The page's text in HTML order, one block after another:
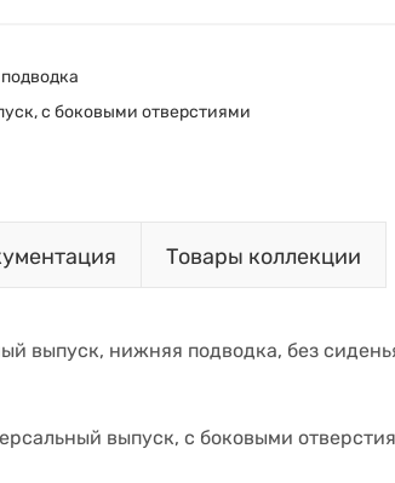
с боковыми отверстиями
Товары коллекции
выпуск, нижняя подводка, без
выпуск, с боковыми